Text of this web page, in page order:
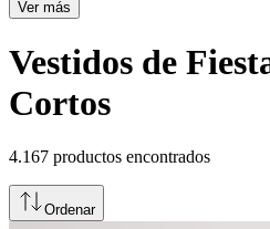
Ver más
Vestidos de
Cortos
4.167 productos encontrados
Ordenar